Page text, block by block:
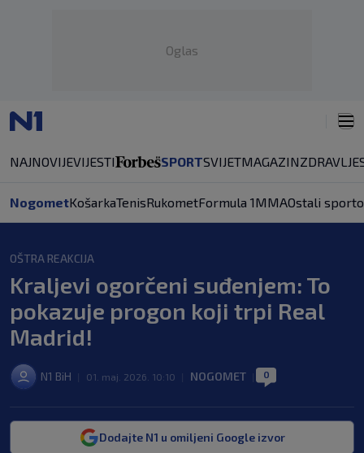
Oglas
NAJNOVIJEVIJESTI SPORTSVIJETMAGAZINZDRAVLJE
NogometKošarkaTenisRukometFormula 1MMAOstali
OŠTRA REAKCIJA
Kraljevi ogorčeni suđenjem: To
pokazuje progon koji trpi Real
Madrid!
N1 BiH 01. maj. 2026. 10:10 NOGOMET 0
Dodajte N1 u omiljeni Google izvor